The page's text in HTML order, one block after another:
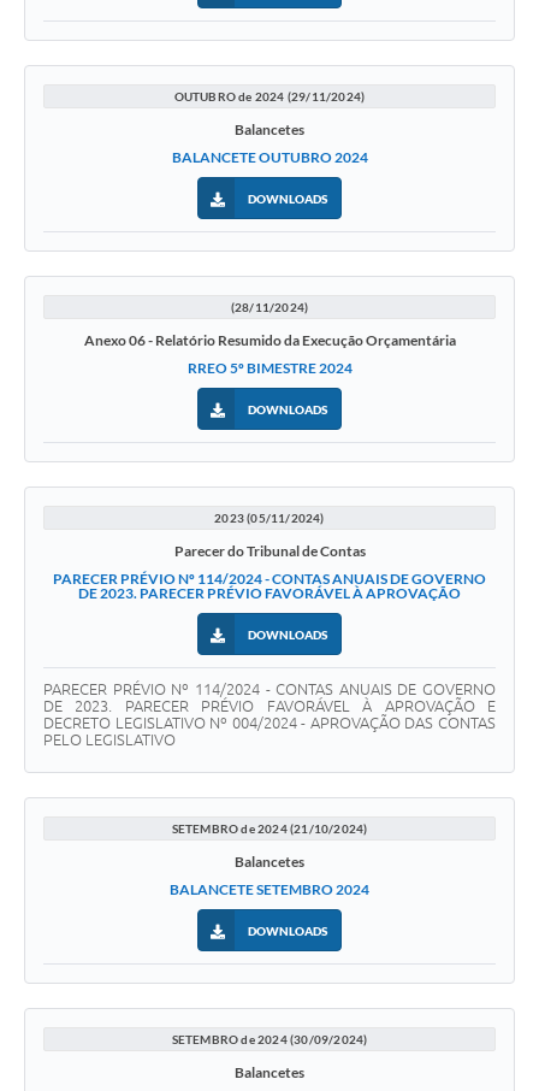
OUTUBRO de 2024 (29/11/2024)
Balancetes
BALANCETE OUTUBRO 2024
DOWNLOADS
(28/11/2024)
Anexo 06 - Relatório Resumido da Execução Orçamentária
RREO 5º BIMESTRE 2024
DOWNLOADS
2023 (05/11/2024)
Parecer do Tribunal de Contas
PARECER PRÉVIO Nº 114/2024 - CONTAS ANUAIS DE GOVERNO
DE 2023. PARECER PRÉVIO FAVORÁVEL À APROVAÇÃO
DOWNLOADS
PARECER PRÉVIO Nº 114/2024 - CONTAS ANUAIS DE GOVERNO
DE 2023. PARECER PRÉVIO FAVORÁVEL À APROVAÇÃO E
DECRETO LEGISLATIVO Nº 004/2024 - APROVAÇÃO DAS CONTAS
PELO LEGISLATIVO
SETEMBRO de 2024 (21/10/2024)
Balancetes
BALANCETE SETEMBRO 2024
DOWNLOADS
SETEMBRO de 2024 (30/09/2024)
Balancetes